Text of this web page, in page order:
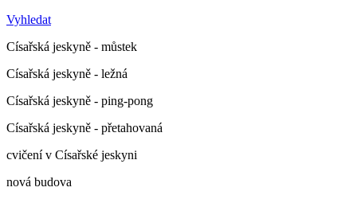
Vyhledat
Císařská jeskyně - můstek
Císařská jeskyně - ležná
Císařská jeskyně - ping-pong
Císařská jeskyně - přetahovaná
cvičení v Císařské jeskyni
nová budova